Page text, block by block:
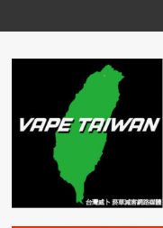
to
content